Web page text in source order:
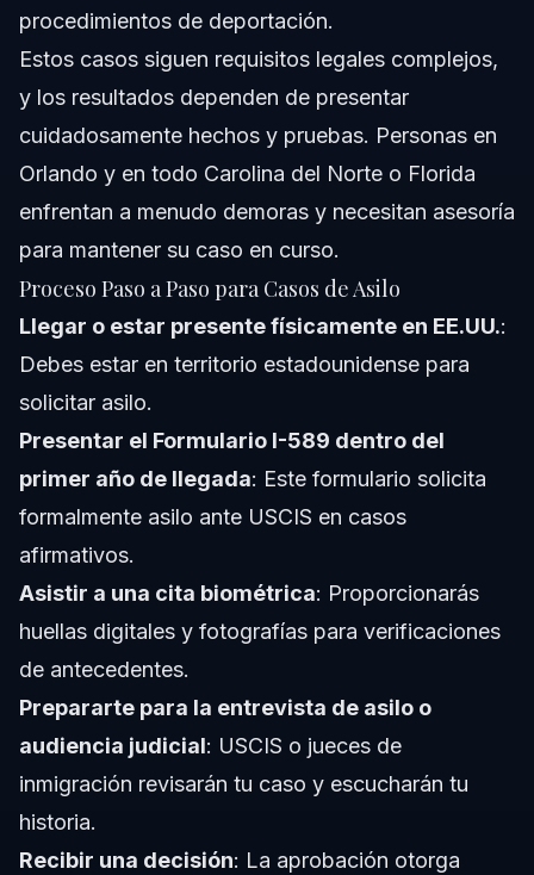
procedimientos de deportación.
Estos casos siguen requisitos legales complejos,
y los resultados dependen de presentar
cuidadosamente hechos y pruebas. Personas en
Orlando y en todo Carolina del Norte o Florida
enfrentan a menudo demoras y necesitan asesoría
para mantener su caso en curso.
Proceso Paso a Paso para Casos de Asilo
Llegar o estar presente físicamente en EE.UU.:
Debes estar en territorio estadounidense para
solicitar asilo.
Presentar el Formulario I-589 dentro del
primer año de llegada: Este formulario solicita
formalmente asilo ante USCIS en casos
afirmativos.
Asistir a una cita biométrica: Proporcionarás
huellas digitales y fotografías para verificaciones
de antecedentes.
Prepararte para la entrevista de asilo o
audiencia judicial: USCIS o jueces de
inmigración revisarán tu caso y escucharán tu
historia.
Recibir una decisión: La aprobación otorga